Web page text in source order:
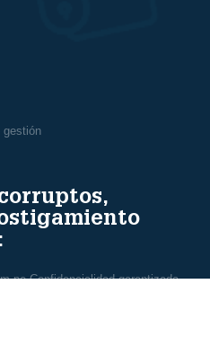
gestión
Confidencialidad garantizada.